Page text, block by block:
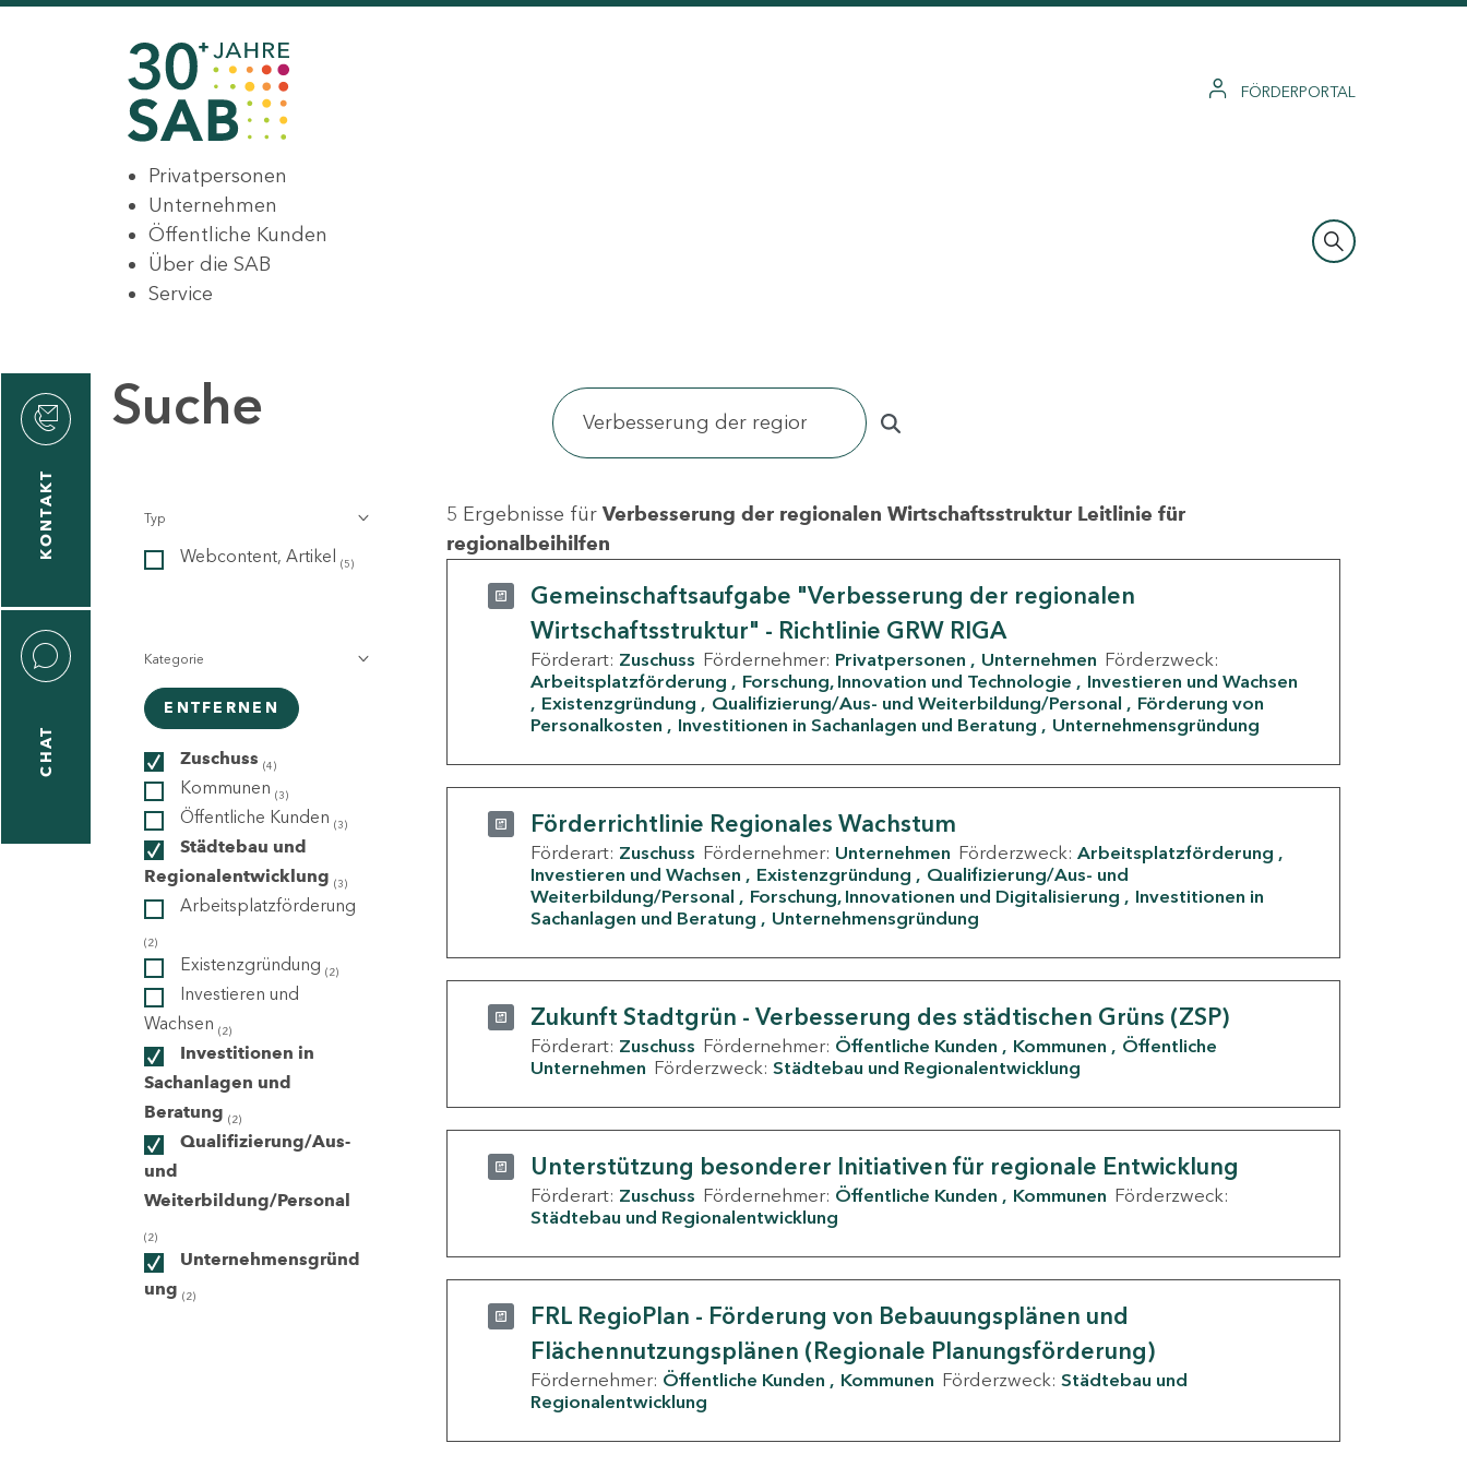
FÖRDERPORTAL
Privatpersonen
Unternehmen
Öffentliche Kunden
Über die SAB
Service
KONTAKT
CHAT
Suche
Typ
Webcontent, Artikel (5)
Kategorie
ENTFERNEN
Zuschuss (4)
Kommunen (3)
Öffentliche Kunden (3)
Städtebau und
Regionalentwicklung (3)
Arbeitsplatzförderung
(2)
Existenzgründung (2)
Investieren und
Wachsen (2)
Investitionen in
Sachanlagen und
Beratung (2)
Qualifizierung/Aus-
und
Weiterbildung/Personal
(2)
Unternehmensgründ
ung (2)
5 Ergebnisse für Verbesserung der regionalen Wirtschaftsstruktur Leitlinie für
regionalbeihilfen
Gemeinschaftsaufgabe "Verbesserung der regionalen
Wirtschaftsstruktur" - Richtlinie GRW RIGA
Förderart: Zuschuss Fördernehmer: Privatpersonen Unternehmen Förderzweck:
Arbeitsplatzförderung
Forschung, Innovation und Technologie
Investieren und Wachsen
Existenzgründung
Qualifizierung/Aus- und Weiterbildung/Personal
Förderung von
Personalkosten
Investitionen in Sachanlagen und Beratung Unternehmensgründung
Förderrichtlinie Regionales Wachstum
Förderart: Zuschuss Fördernehmer: Unternehmen Förderzweck: Arbeitsplatzförderung
Investieren und Wachsen
Existenzgründung
Qualifizierung/Aus- und
Weiterbildung/Personal
Forschung, Innovationen und Digitalisierung
Investitionen in
Sachanlagen und Beratung
Unternehmensgründung
Zukunft Stadtgrün - Verbesserung des städtischen Grüns (ZSP)
Förderart: Zuschuss Fördernehmer: Öffentliche Kunden Kommunen
Öffentliche
Unternehmen Förderzweck: Städtebau und Regionalentwicklung
Unterstützung besonderer Initiativen für regionale Entwicklung
Förderart: Zuschuss Fördernehmer: Öffentliche Kunden Kommunen Förderzweck:
Städtebau und Regionalentwicklung
FRL RegioPlan - Förderung von Bebauungsplänen und
Flächennutzungsplänen (Regionale Planungsförderung)
Fördernehmer: Öffentliche Kunden Kommunen Förderzweck: Städtebau und
Regionalentwicklung